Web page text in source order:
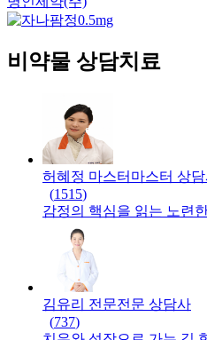
비약물 상담치료
허혜정 마스터 마스터 상
(1515)
감정의 핵심을 읽는 노련
김유리 전문전문 상담사
(737)